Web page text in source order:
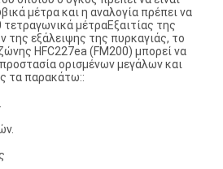
μέτρα και η αναλογία πρέπει να
τετραγωνικά μέτραΕξαιτίας της
της εξάλειψης της πυρκαγιάς, το
HFC227ea (FM200) μπορεί να
ορισμένων μεγάλων και
τα παρακάτω::